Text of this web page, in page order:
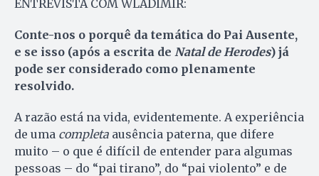
ENTREVISTA COM WLADIMIR:
Conte-nos o porquê da temática do Pai Ausente,
e se isso (após a escrita de Natal de Herodes) já
pode ser considerado como plenamente
resolvido.
A razão está na vida, evidentemente. A experiência
de uma completa ausência paterna, que difere
muito – o que é difícil de entender para algumas
pessoas – do “pai tirano”, do “pai violento” e de